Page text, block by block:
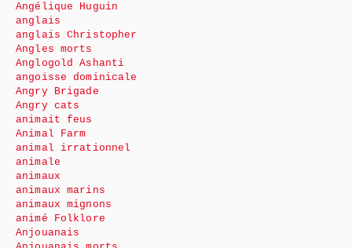
Angélique Huguin
anglais
anglais Christopher
Angles morts
Anglogold Ashanti
angoisse dominicale
Angry Brigade
Angry cats
animait feus
Animal Farm
animal irrationnel
animale
animaux
animaux marins
animaux mignons
animé Folklore
Anjouanais